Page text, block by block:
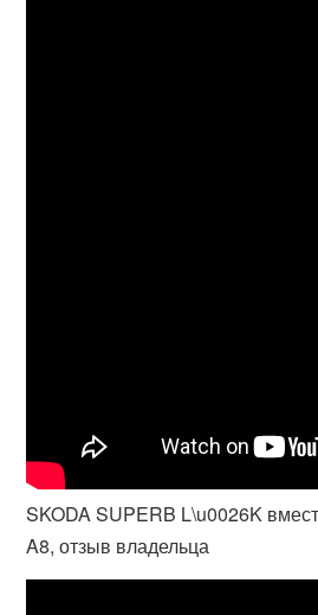
SKODA SUPERB L\u0026K
A8, отзыв владельца